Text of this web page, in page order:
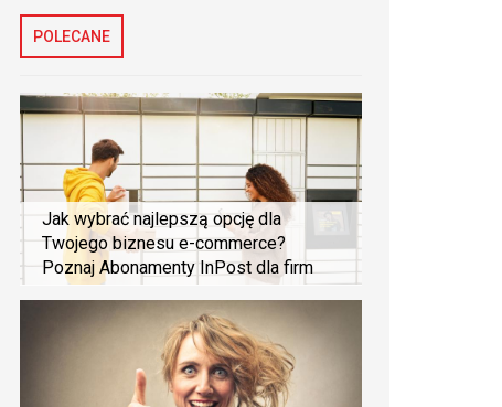
POLECANE
Jak wybrać najlepszą opcję dla
Twojego biznesu e-commerce?
Poznaj Abonamenty InPost dla firm